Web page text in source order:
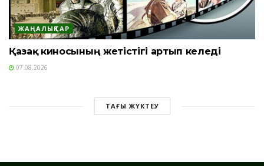
ЖАҢАЛЫҚТАР
Қазақ киносының жетістігі артып келеді
07.08.2026
ТАҒЫ ЖҮКТЕУ